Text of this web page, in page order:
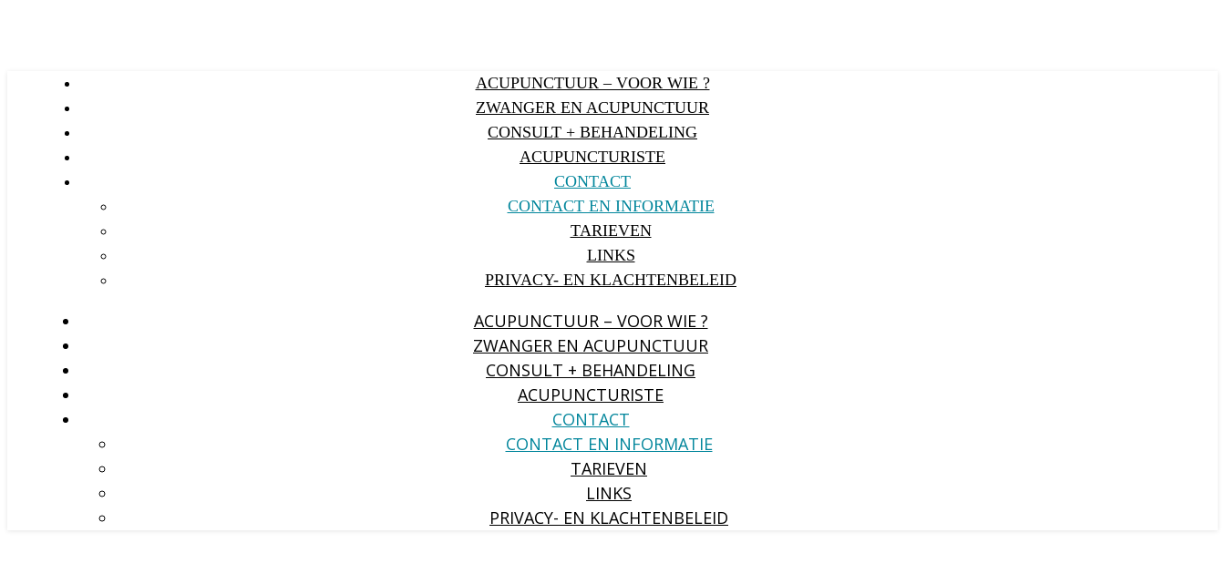
ACUPUNCTUUR – VOOR WIE ?
ZWANGER EN ACUPUNCTUUR
CONSULT + BEHANDELING
ACUPUNCTURISTE
CONTACT
CONTACT EN INFORMATIE
TARIEVEN
LINKS
PRIVACY- EN KLACHTENBELEID
ACUPUNCTUUR – VOOR WIE ?
ZWANGER EN ACUPUNCTUUR
CONSULT + BEHANDELING
ACUPUNCTURISTE
CONTACT
CONTACT EN INFORMATIE
TARIEVEN
LINKS
PRIVACY- EN KLACHTENBELEID